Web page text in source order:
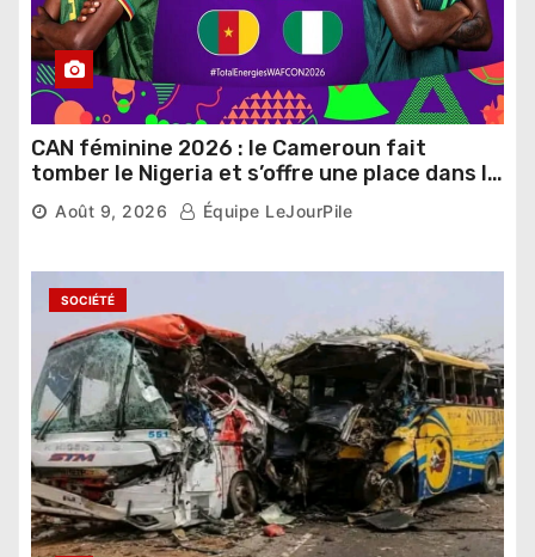
CAN féminine 2026 : le Cameroun fait
tomber le Nigeria et s’offre une place dans le
dernier carré
Août 9, 2026 Équipe LeJourPile
SOCIÉTÉ